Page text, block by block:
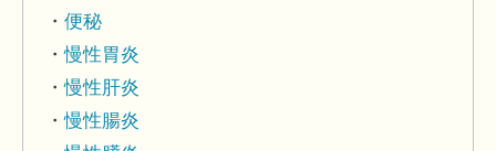
便秘
慢性胃炎
慢性肝炎
慢性腸炎